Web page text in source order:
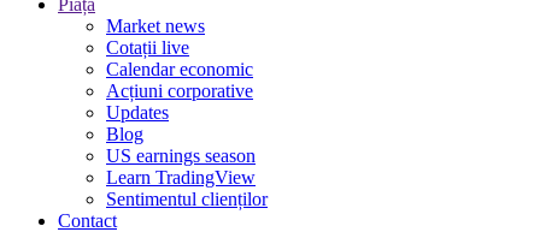
Market news
Cotații live
Calendar economic
Acțiuni corporative
Updates
Blog
US earnings season
Learn TradingView
Sentimentul clienților
Contact